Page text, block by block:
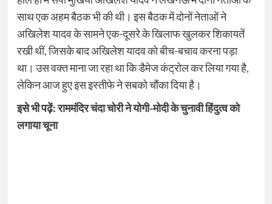
साथ एक अहम बैठक भी की थी। इस बैठक में दोनों नेताओं ने
अखिलेश यादव के सामने एक-दूसरे के खिलाफ खुलकर शिकायतें
रखी थीं, जिसके बाद अखिलेश यादव को बीच-बचाव करना पड़ा
था। उस वक्त माना जा रहा था कि डैमेज कंट्रोल कर लिया गया है,
लेकिन आज हुए इस इस्तीफे ने सबको चौंका दिया है।
इसे भी पढ़ें:राममंदिर चंदा चोरी ने योगी-मोदी के चुनावी हिंदुत्व को
लगाया चूना